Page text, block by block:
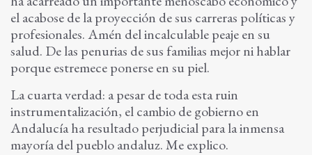
el acabose de la proyección de sus carreras políticas y
profesionales. Amén del incalculable peaje en su
salud. De las penurias de sus familias mejor ni hablar
porque estremece ponerse en su piel.
La cuarta verdad: a pesar de toda esta ruin
instrumentalización, el cambio de gobierno en
Andalucía ha resultado perjudicial para la inmensa
mayoría del pueblo andaluz. Me explico.